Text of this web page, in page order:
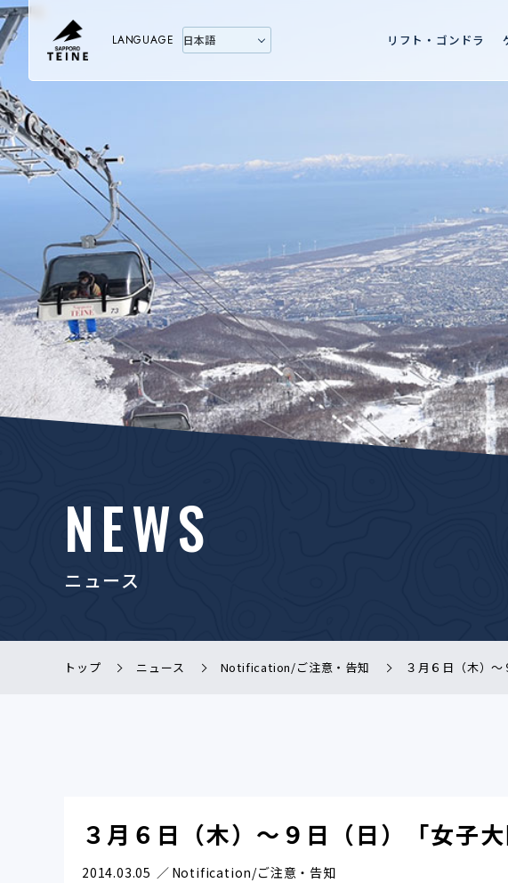
LANGUAGE リフト・ゴンドラ
NEWS
ニュース
トップ ニュース Notification/ご注意・告知 ３月６日（木）
３月６日（木）～９日（日）「女子
2014.03.05 Notification/ご注意・告知